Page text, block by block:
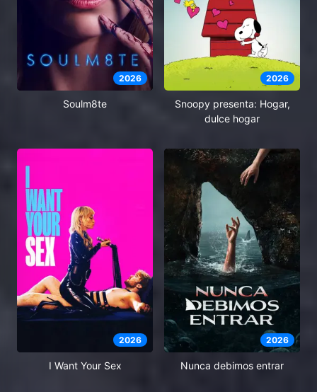
2026
Soulm8te
2026
Snoopy presenta: Hogar,
dulce hogar
2026
I Want Your Sex
2026
Nunca debimos entrar